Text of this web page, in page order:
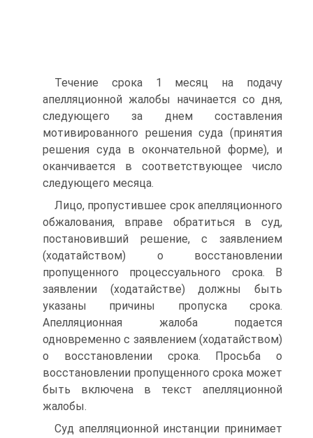
Течение срока 1 месяц на подачу
апелляционной жалобы начинается со дня,
следующего за днем составления
мотивированного решения суда (принятия
решения суда в окончательной форме), и
оканчивается в соответствующее число
следующего месяца.
Лицо, пропустившее срок апелляционного
обжалования, вправе обратиться в суд,
постановивший решение, с заявлением
(ходатайством) о восстановлении
пропущенного процессуального срока. В
заявлении (ходатайстве) должны быть
указаны причины пропуска срока.
Апелляционная жалоба подается
одновременно с заявлением (ходатайством)
о восстановлении срока. Просьба о
восстановлении пропущенного срока может
быть включена в текст апелляционной
жалобы.
Суд апелляционной инстанции принимает